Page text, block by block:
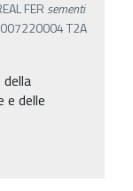
FER sementi
T2A
e delle